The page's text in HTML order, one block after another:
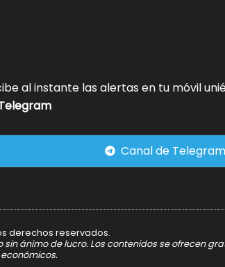
al instante las alertas en tu móvil
Canal de Telegram
derechos reservados.
ánimo de lucro. Los contenidos se ofrecen